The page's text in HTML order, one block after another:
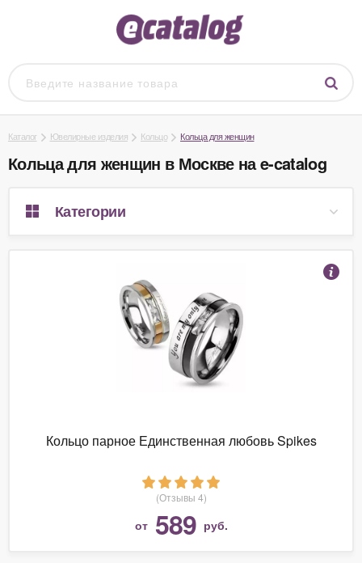
Каталог Ювелирные изделия Кольцо Кольца для женщин
Кольца для женщин в Москве на e-catalog
Категории
Кольцо парное Единственная любовь Spikes
(Отзывы 4)
от 589 руб.